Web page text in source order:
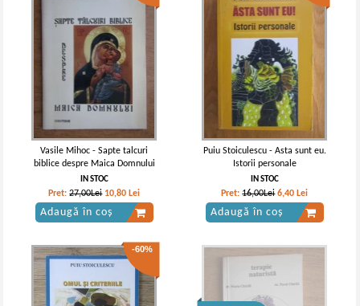
Vasile Mihoc - Sapte talcuri
biblice despre Maica Domnului
IN STOC
Pret:27,00Lei 10,80 Lei
Adaugă în coș
Puiu Stoiculescu - Asta sunt eu.
Istorii personale
IN STOC
Pret:16,00Lei 6,40 Lei
Adaugă în coș
-60%